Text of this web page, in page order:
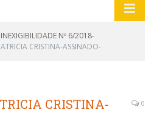
INEXIGIBILIDADE Nº 6/2018-
CRISTINA-ASSINADO-
CRISTINA-
0